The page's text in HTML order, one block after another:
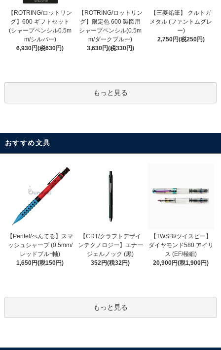
【ROTRING/ロットリン
グ】600 ギフトセット
(シャープペンシル0.5m
m/シルバー)
6,930円(税630円)
【ROTRING/ロットリン
グ】限定色 600 製図用
シャープペンシル(0.5m
m/ダークブルー)
3,630円(税330円)
【三菱鉛筆】 クルトガ
メタル (ファントムグレ
ー)
2,750円(税250円)
もっと見る
おすすめ文具
【Pentel/ぺんてる】スマ
ッシュシャープ (0.5mm/
レッドブルｰ軸)
1,650円(税150円)
【CDT/クラフトデザイ
ンテクノロジー】エナー
ジェルノック (黒)
352円(税32円)
【TWSBI/ツイスビー】
ダイヤモンド580 アイリ
ス (EF/極細)
20,900円(税1,900円)
もっと見る